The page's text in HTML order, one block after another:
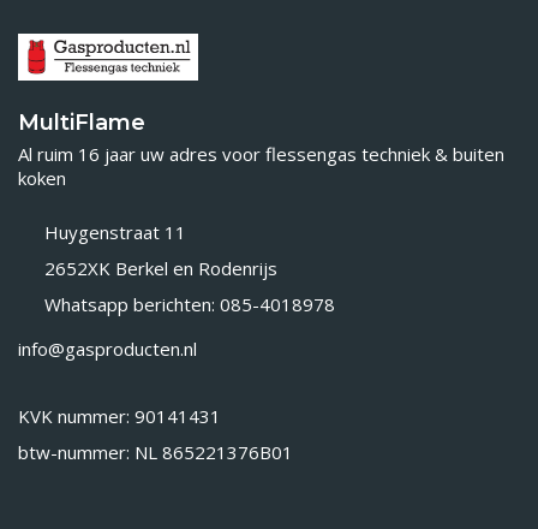
MultiFlame
Al ruim 16 jaar uw adres voor flessengas techniek & buiten
koken
Huygenstraat 11
2652XK Berkel en Rodenrijs
Whatsapp berichten: 085-4018978
info@gasproducten.nl
KVK nummer: 90141431
btw-nummer: NL 865221376B01